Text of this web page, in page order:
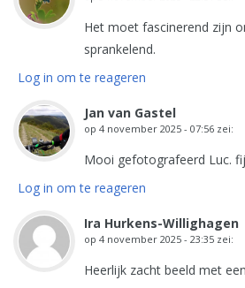
Het moet fascinerend zijn
sprankelend.
Log in om te reageren
Jan van Gastel
op 4 november 2025 - 07:56 zei:
Mooi gefotografeerd Luc.
Log in om te reageren
Ira Hurkens-Willighagen
op 4 november 2025 - 23:35 zei:
Heerlijk zacht beeld met